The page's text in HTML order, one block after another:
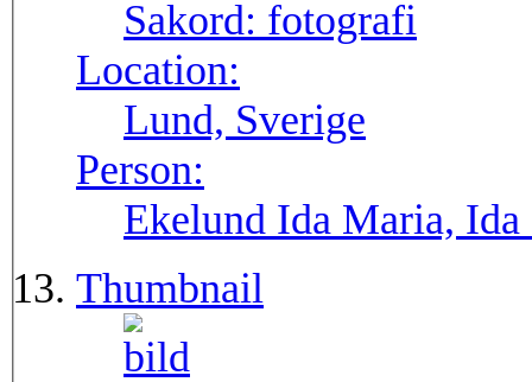
Sakord: fotografi
Location:
Lund, Sverige
Person:
Ekelund Ida Maria, Ida
Thumbnail